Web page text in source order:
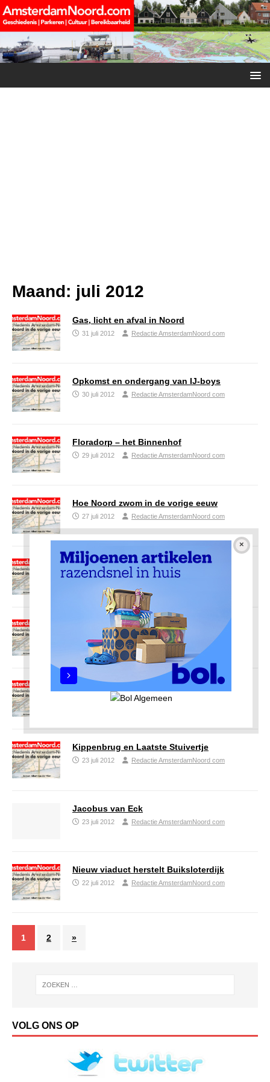
Maand: juli 2012
Gas, licht en afval in Noord
31 juli 2012 Redactie AmsterdamNoord com
Opkomst en ondergang van IJ-boys
30 juli 2012 Redactie AmsterdamNoord com
Floradorp – het Binnenhof
29 juli 2012 Redactie AmsterdamNoord com
Hoe Noord zwom in de vorige eeuw
27 juli 2012 Redactie AmsterdamNoord com
Tuindorp Buiksloterham – Floradorp
27 juli 2012 Redactie AmsterdamNoord com
De opbouw van de Bloemenbuurt
25 juli 2012 Redactie AmsterdamNoord com
De bloemenbuurten van Noord
24 juli 2012 Redactie AmsterdamNoord com
Kippenbrug en Laatste Stuivertje
23 juli 2012 Redactie AmsterdamNoord com
Jacobus van Eck
23 juli 2012 Redactie AmsterdamNoord com
Nieuw viaduct herstelt Buiksloterdijk
22 juli 2012 Redactie AmsterdamNoord com
1 2 »
VOLG ONS OP